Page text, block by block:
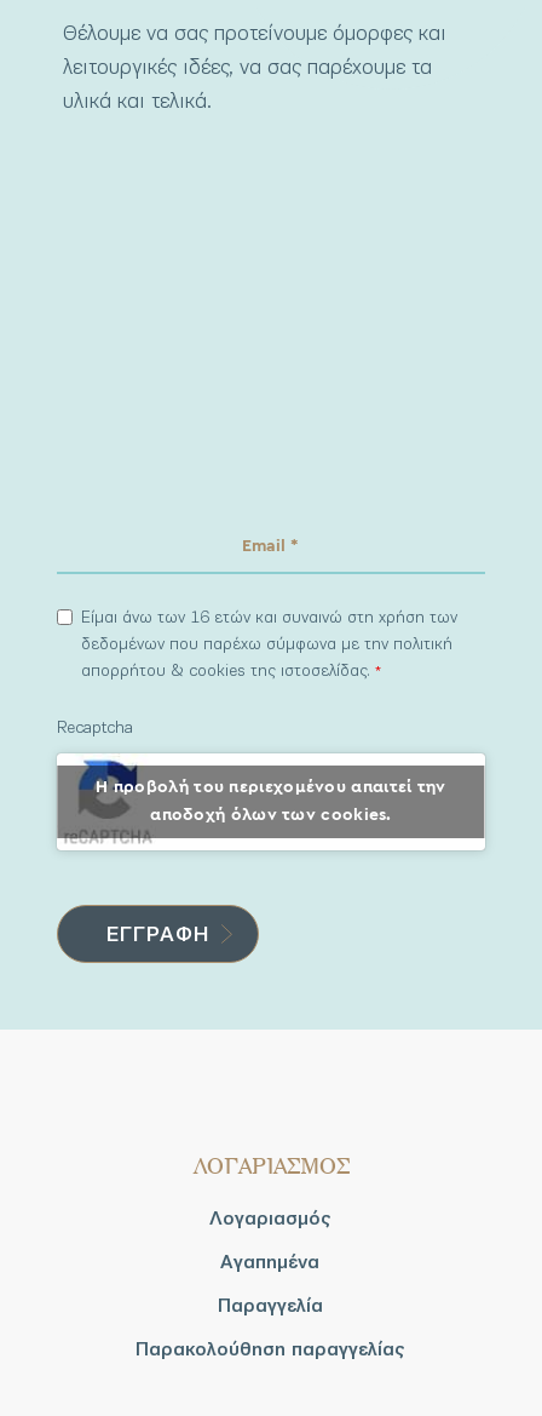
Θέλουμε να σας προτείνουμε όμορφες και
λειτουργικές ιδέες, να σας παρέχουμε τα
υλικά και τελικά.
Είμαι άνω των 16 ετών και συναινώ στη χρήση των
δεδομένων που παρέχω σύμφωνα με την πολιτική
απορρήτου & cookies της ιστοσελίδας.*
Recaptcha
Η προβολή του περιεχομένου απαιτεί την
αποδοχή όλων των cookies.
ΛΟΓΑΡΙΑΣΜΟΣ
Λογαριασμός
Αγαπημένα
Παραγγελία
Παρακολούθηση παραγγελίας